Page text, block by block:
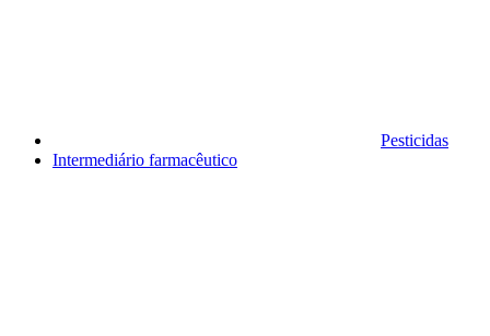
Pesticidas
Intermediário farmacêutico